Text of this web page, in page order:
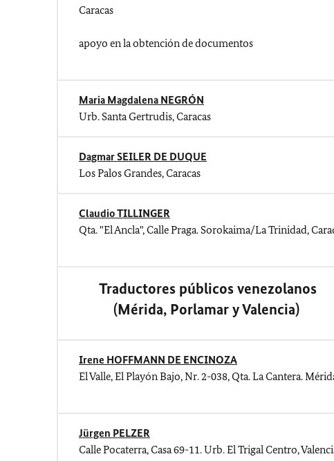
Caracas
apoyo en la obtención de documentos
Maria Magdalena NEGRÓN
Urb. Santa Gertrudis, Caracas
Dagmar SEILER DE DUQUE
Los Palos Grandes, Caracas
Claudio TILLINGER
Qta. "El Ancla", Calle Praga. Sorokaima/La Trinidad,
Traductores públicos venezolanos
(Mérida, Porlamar y Valencia)
Irene HOFFMANN DE ENCINOZA
El Valle, El Playón Bajo, Nr. 2-038, Qta. La Cantera.
Jürgen PELZER
Calle Pocaterra, Casa 69-11. Urb. El Trigal Centro,